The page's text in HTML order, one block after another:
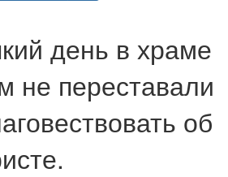
день в храме
не переставали
об